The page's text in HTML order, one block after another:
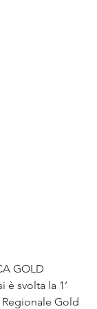
GOLD
è svolta la 1’
Gold